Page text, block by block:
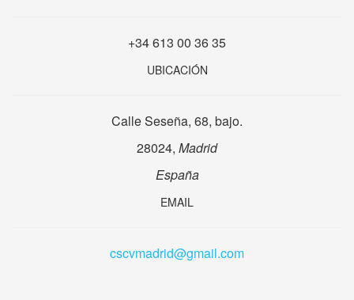
+34 613 00 36 35
UBICACIÓN
Calle Seseña, 68, bajo.
28024, Madrid
España
EMAIL
cscvmadrid@gmail.com